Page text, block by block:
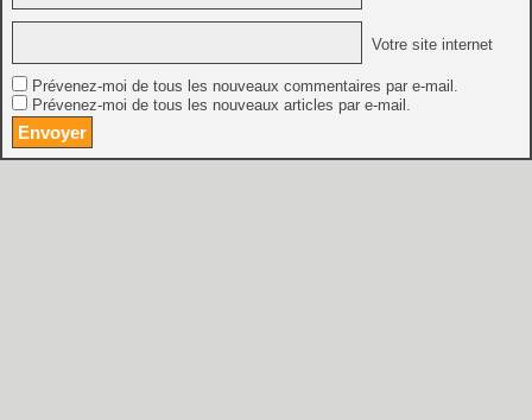
Votre site internet
Prévenez-moi de tous les nouveaux commentaires par e-mail.
Prévenez-moi de tous les nouveaux articles par e-mail.